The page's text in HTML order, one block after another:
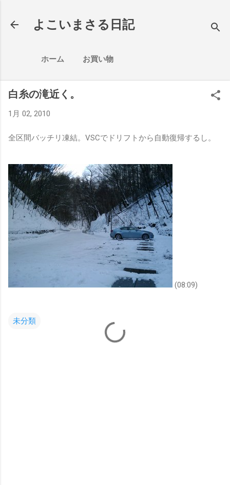
よこいまさる日記
ホーム お買い物
白糸の滝近く。
1月 02, 2010
全区間バッチリ凍結。VSCでドリフトから自動復帰するし。
(08:09)
未分類